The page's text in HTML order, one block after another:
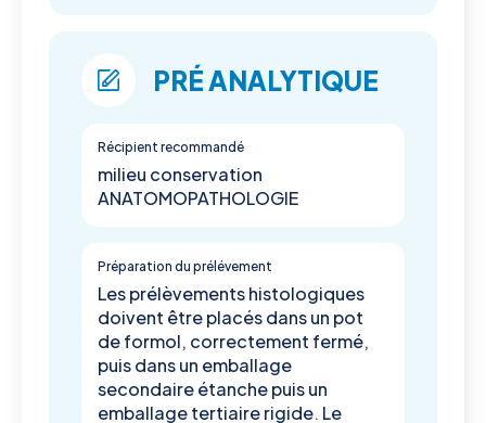
PRÉ ANALYTIQUE
Récipient recommandé
milieu conservation
ANATOMOPATHOLOGIE
Préparation du prélévement
Les prélèvements histologiques
doivent être placés dans un pot
de formol, correctement fermé,
puis dans un emballage
secondaire étanche puis un
emballage tertiaire rigide. Le